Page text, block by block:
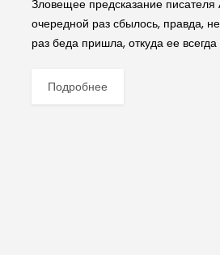
Зловещее предсказание
очередной раз сбылось, правда,
раз беда пришла, откуда ее
Подробнее